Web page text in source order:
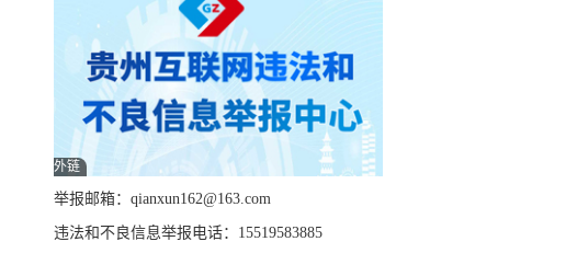
外链
举报邮箱：qianxun162@163.com
违法和不良信息举报电话：15519583885